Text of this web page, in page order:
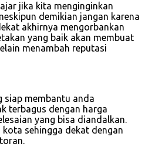
jika kita menginginkan
demikian jangan karena
akhirnya mengorbankan
yang baik akan membuat
menambah reputasi
siap membantu anda
terbagus dengan harga
yang bisa diandalkan.
sehingga dekat dengan